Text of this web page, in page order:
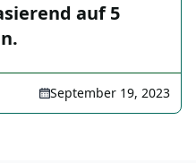
auf 5
September 19, 2023